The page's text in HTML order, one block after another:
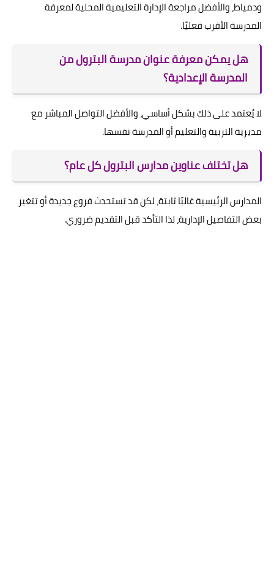
ودمياط، والأفضل مراجعة الإدارة التعليمية المحلية لمعرفة
المدرسة الأقرب فعليًا.
هل يمكن معرفة عنوان مدرسة البترول من
المدرسة الإعدادية؟
لا يُعتمد على ذلك بشكل أساسي، والأفضل التواصل المباشر مع
مديرية التربية والتعليم أو المدرسة نفسها.
هل تختلف عناوين مدارس البترول كل عام؟
المدارس الرئيسية غالبًا ثابتة، لكن قد تستحدث فروع جديدة أو تتغير
بعض التفاصيل الإدارية، لذا التأكد قبل التقديم ضروري.